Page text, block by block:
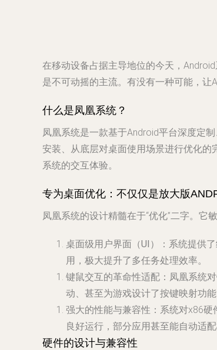
在移动设备占据主导地位的今天，
是不可动摇的主流。有没有一种可能，让
什么是凤凰系统？
凤凰系统是一款基于Android平台深度定
安装、从底层对桌面使用场景进行优化
系统的交互体验。
专为桌面优化：不仅仅是放大版
凤凰系统的设计精髓在于“优化”二字。它
桌面级用户界面（UI）
：系统提供
用，极大提升了多任务处理效率。
键鼠交互的革命性适配 ：凤凰系统
动、甚至为游戏设计了按键映射功
强大的性能与兼容性 ：系统对x86
良好运行，部分应用甚至能自动适配
硬件的设计与兼容性